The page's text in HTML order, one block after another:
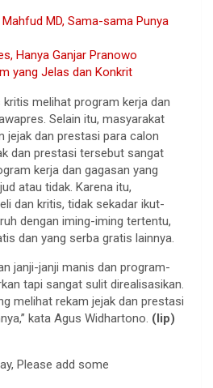
MD, Sama-sama Punya
Hanya Ganjar Pranowo
yang Jelas dan Konkrit
melihat program kerja dan
Selain itu, masyarakat
jejak dan prestasi para calon
dan prestasi tersebut sangat
kerja dan gagasan yang
atau tidak. Karena itu,
dan kritis, tidak sekadar ikut-
dengan iming-iming tertentu,
dan yang serba gratis lainnya.
janji-janji manis dan program-
tapi sangat sulit direalisasikan.
melihat rekam jejak dan prestasi
kata Agus Widhartono. (lip)
Please add some